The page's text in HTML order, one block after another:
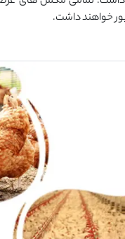
خواهند داشت.